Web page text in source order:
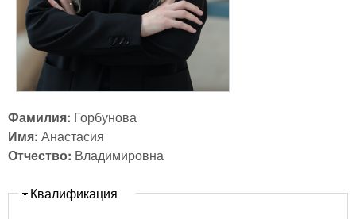
Фамилия: Горбунова
Имя: Анастасия
Отчество: Владимировна
Скрыть
Квалификация